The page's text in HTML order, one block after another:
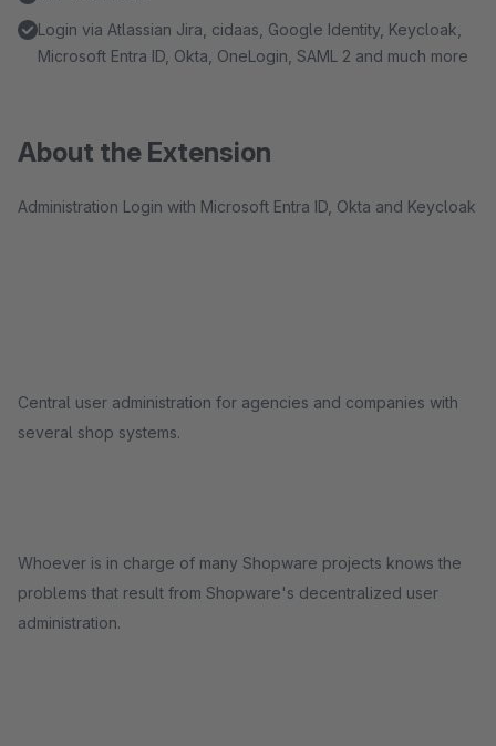
Login via Atlassian Jira, cidaas, Google Identity, Keycloak,
Microsoft Entra ID, Okta, OneLogin, SAML 2 and much more
About the Extension
Administration Login with Microsoft Entra ID, Okta and Keycloak
Central user administration for agencies and companies with
several shop systems.
Whoever is in charge of many Shopware projects knows the
problems that result from Shopware's decentralized user
administration.